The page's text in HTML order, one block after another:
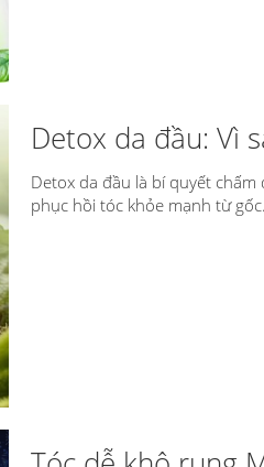
Detox da đầu: Vì
Detox da đầu là bí quyết
phục hồi tóc khỏe mạnh từ gốc.